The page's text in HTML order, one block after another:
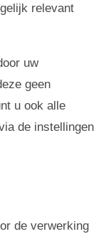
relevant
uw
geen
u ook alle
de instellingen
de verwerking